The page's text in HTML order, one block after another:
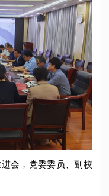
会，党委委员、副校